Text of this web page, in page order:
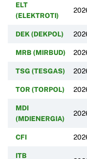
ELT
(ELEKTROTI)
DEK (DEKPOL)
MRB (MIRBUD)
TSG (TESGAS)
TOR (TORPOL)
MDI
(MDIENERGIA)
CFI
ITB